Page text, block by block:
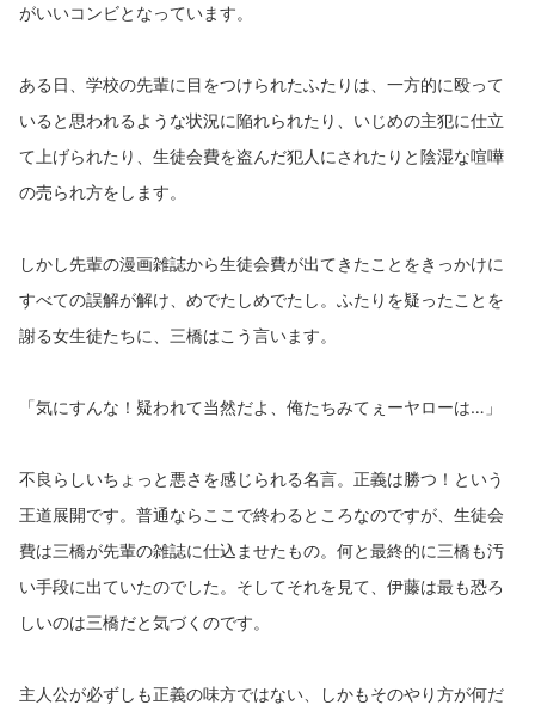
がいいコンビとなっています。
ある日、学校の先輩に目をつけられたふたりは、一方的に殴って
いると思われるような状況に陥れられたり、いじめの主犯に仕立
て上げられたり、生徒会費を盗んだ犯人にされたりと陰湿な喧嘩
の売られ方をします。
しかし先輩の漫画雑誌から生徒会費が出てきたことをきっかけに
すべての誤解が解け、めでたしめでたし。ふたりを疑ったことを
謝る女生徒たちに、三橋はこう言います。
「気にすんな！疑われて当然だよ、俺たちみてぇーヤローは…」
不良らしいちょっと悪さを感じられる名言。正義は勝つ！という
王道展開です。普通ならここで終わるところなのですが、生徒会
費は三橋が先輩の雑誌に仕込ませたもの。何と最終的に三橋も汚
い手段に出ていたのでした。そしてそれを見て、伊藤は最も恐ろ
しいのは三橋だと気づくのです。
主人公が必ずしも正義の味方ではない、しかもそのやり方が何だ